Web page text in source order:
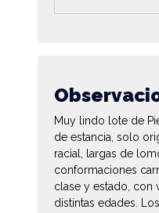
Muy lindo lote de
de estancia, solo
racial, largas de
conformaciones
clase y estado, con
distintas edades.